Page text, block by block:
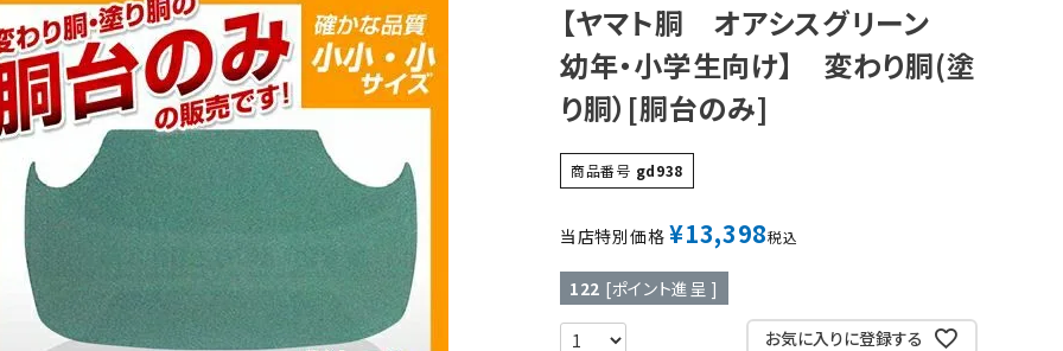
防具袋 ツバ・ツバ止め
【ヤマト胴 オアシスグリーン
幼年・小学生向け】 変わり胴(塗
り胴）[胴台のみ]
商品番号 gd938
当店特別価格 ¥13,398税込
122 [ポイント進呈 ]
お気に入りに登録する